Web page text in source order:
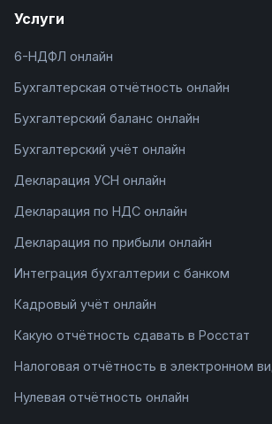
Услуги
6-НДФЛ онлайн
Бухгалтерская отчётность онлайн
Бухгалтерский баланс онлайн
Бухгалтерский учёт онлайн
Декларация УСН онлайн
Декларация по НДС онлайн
Декларация по прибыли онлайн
Интеграция бухгалтерии с банком
Кадровый учёт онлайн
Какую отчётность сдавать в Росстат
Налоговая отчётность в электронном
Нулевая отчётность онлайн